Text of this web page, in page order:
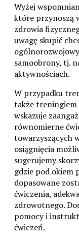
Wyżej
które przynoszą
zdrowia
uwagę skupić
samoobrony, tj.
aktywnościach.
W przypadku
także treningiem
wskazuje
równomierne
towarzyszących
osiągnięcia
sugerujemy
gdzie pod okiem
dopasowane
ćwiczenia,
zdrowotnego.
pomocy i
ćwiczeń.